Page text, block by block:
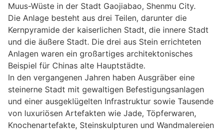
Muus-Wüste in der Stadt Gaojiabao, Shenmu City.
Die Anlage besteht aus drei Teilen, darunter die
Kernpyramide der kaiserlichen Stadt, die innere Stadt
und die äußere Stadt. Die drei aus Stein errichteten
Anlagen waren ein großartiges architektonisches
Beispiel für Chinas alte Hauptstädte.
In den vergangenen Jahren haben Ausgräber eine
steinerne Stadt mit gewaltigen Befestigungsanlagen
und einer ausgeklügelten Infrastruktur sowie Tausende
von luxuriösen Artefakten wie Jade, Töpferwaren,
Knochenartefakte, Steinskulpturen und Wandmalereien